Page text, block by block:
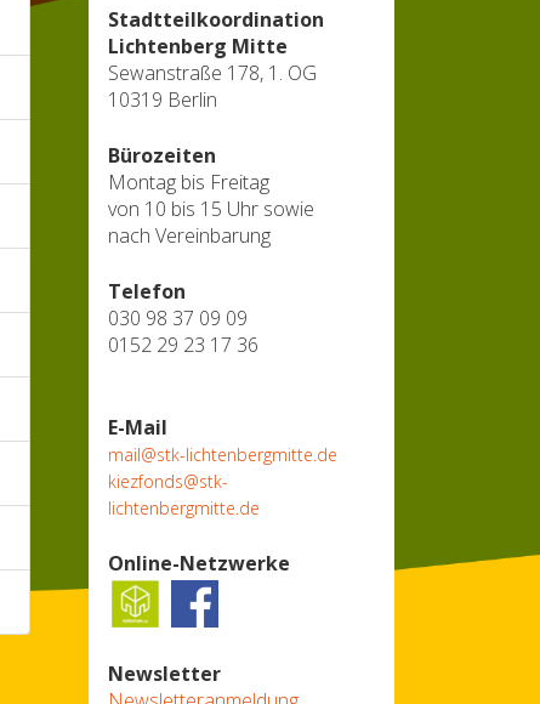
Stadtteilkoordination
Lichtenberg Mitte
Sewanstraße 178, 1. OG
10319 Berlin
Bürozeiten
Montag bis Freitag
von 10 bis 15 Uhr sowie
nach Vereinbarung
Telefon
030 98 37 09 09
0152 29 23 17 36
E-Mail
mail@stk-lichtenbergmitte.de
kiezfonds@stk-
lichtenbergmitte.de
Online-Netzwerke
Newsletter